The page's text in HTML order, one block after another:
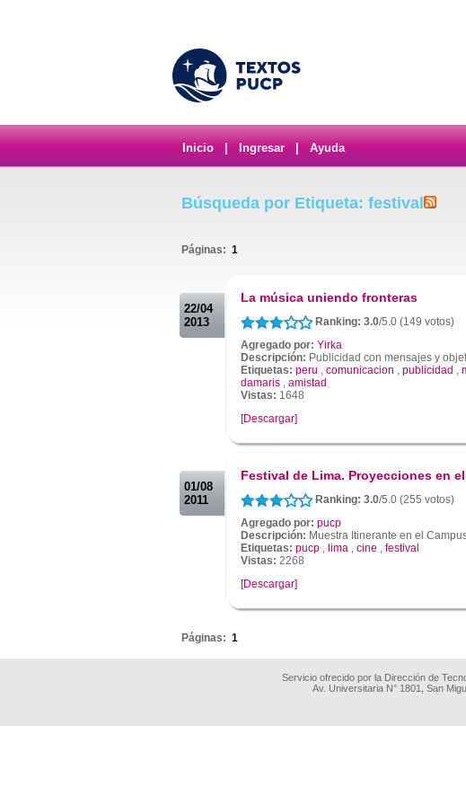
Inicio Ingresar Ayuda
Búsqueda por Etiqueta: festival
Páginas: 1
22/04
2013
La música uniendo fronteras
Ranking: 3.0/5.0 (149 votos)
Agregado por: Yirka
Descripción: Publicidad con mensajes y
Etiquetas: peru , comunicacion , publicidad ,
damaris , amistad
Vistas: 1648
[Descargar]
01/08
2011
Festival de Lima. Proyecciones en
Ranking: 3.0/5.0 (255 votos)
Agregado por: pucp
Descripción: Muestra Itinerante en el
Etiquetas: pucp , lima , cine , festival
Vistas: 2268
[Descargar]
Páginas: 1
Servicio ofrecido por la Dirección de
Av. Universitaria N° 1801, San